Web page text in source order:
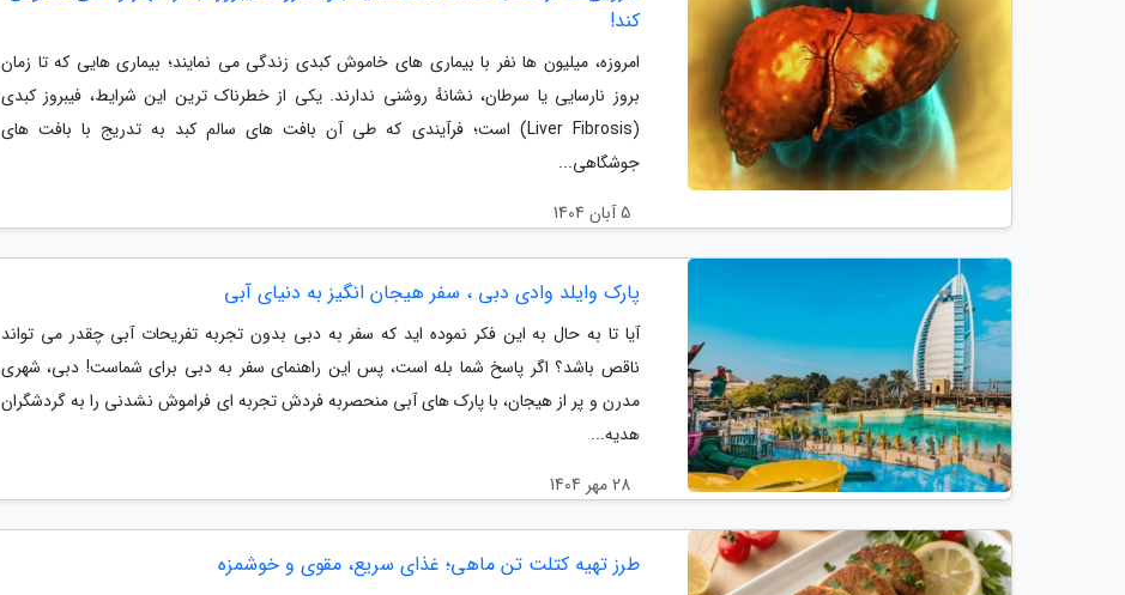
کند!
امروزه، میلیون ها نفر با بیماری های خاموش کبدی زندگی می نمایند؛ بیماری هایی که تا زمان
بروز نارسایی یا سرطان، نشانهٔ روشنی ندارند. یکی از خطرناک ترین این شرایط، فیبروز کبدی
(Liver Fibrosis) است؛ فرآیندی که طی آن بافت های سالم کبد به تدریج با بافت های
جوشگاهی...
5 آبان 1404
پارک وایلد وادی دبی ، سفر هیجان انگیز به دنیای آبی
آیا تا به حال به این فکر نموده اید که سفر به دبی بدون تجربه تفریحات آبی چقدر می تواند
ناقص باشد؟ اگر پاسخ شما بله است، پس این راهنمای سفر به دبی برای شماست! دبی، شهری
مدرن و پر از هیجان، با پارک های آبی منحصربه فردش تجربه ای فراموش نشدنی را به گردشگران
هدیه...
28 مهر 1404
طرز تهیه کتلت تن ماهی؛ غذای سریع، مقوی و خوشمزه